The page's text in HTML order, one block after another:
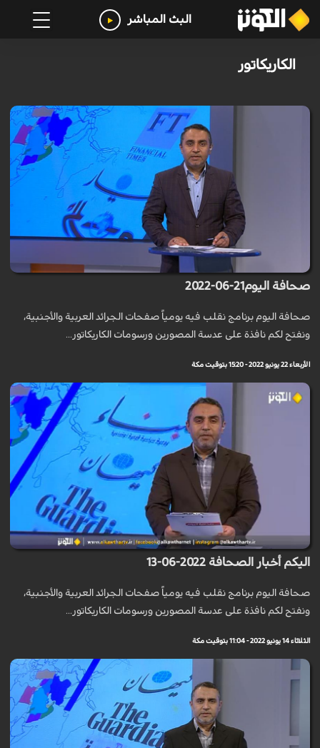
البث المباشر
الكاريكاتور
صحافة اليوم21-06-2022
صحافة اليوم برنامج نقلب فيه يومياً صفحات الجرائد العربية والأجنبية،
ونفتح لكم نافذة على عدسة المصورين ورسومات الكاريكاتور...
الأربعاء 22 يونيو 2022 - 15:20 بتوقيت مكة
اليكم أخبار الصحافة 2022-06-13
صحافة اليوم برنامج نقلب فيه يومياً صفحات الجرائد العربية والأجنبية،
ونفتح لكم نافذة على عدسة المصورين ورسومات الكاريكاتور...
الثلاثاء 14 يونيو 2022 - 11:04 بتوقيت مكة